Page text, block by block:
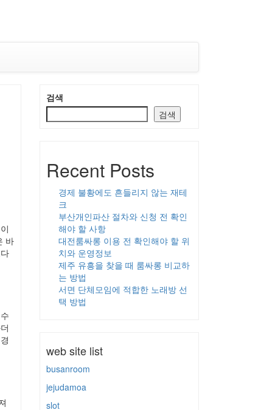
바
검색
검색
Recent Posts
경제 불황에도 흔들리지 않는 재테
크
부산개인파산 절차와 신청 전 확인
해야 할 사항
대전룸싸롱 이용 전 확인해야 할 위
치와 운영정보
제주 유흥을 찾을 때 룸싸롱 비교하
는 방법
서면 단체모임에 적합한 노래방 선
택 방법
web site list
busanroom
jejudamoa
slot